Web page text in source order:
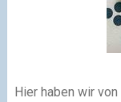
Hier haben wir von